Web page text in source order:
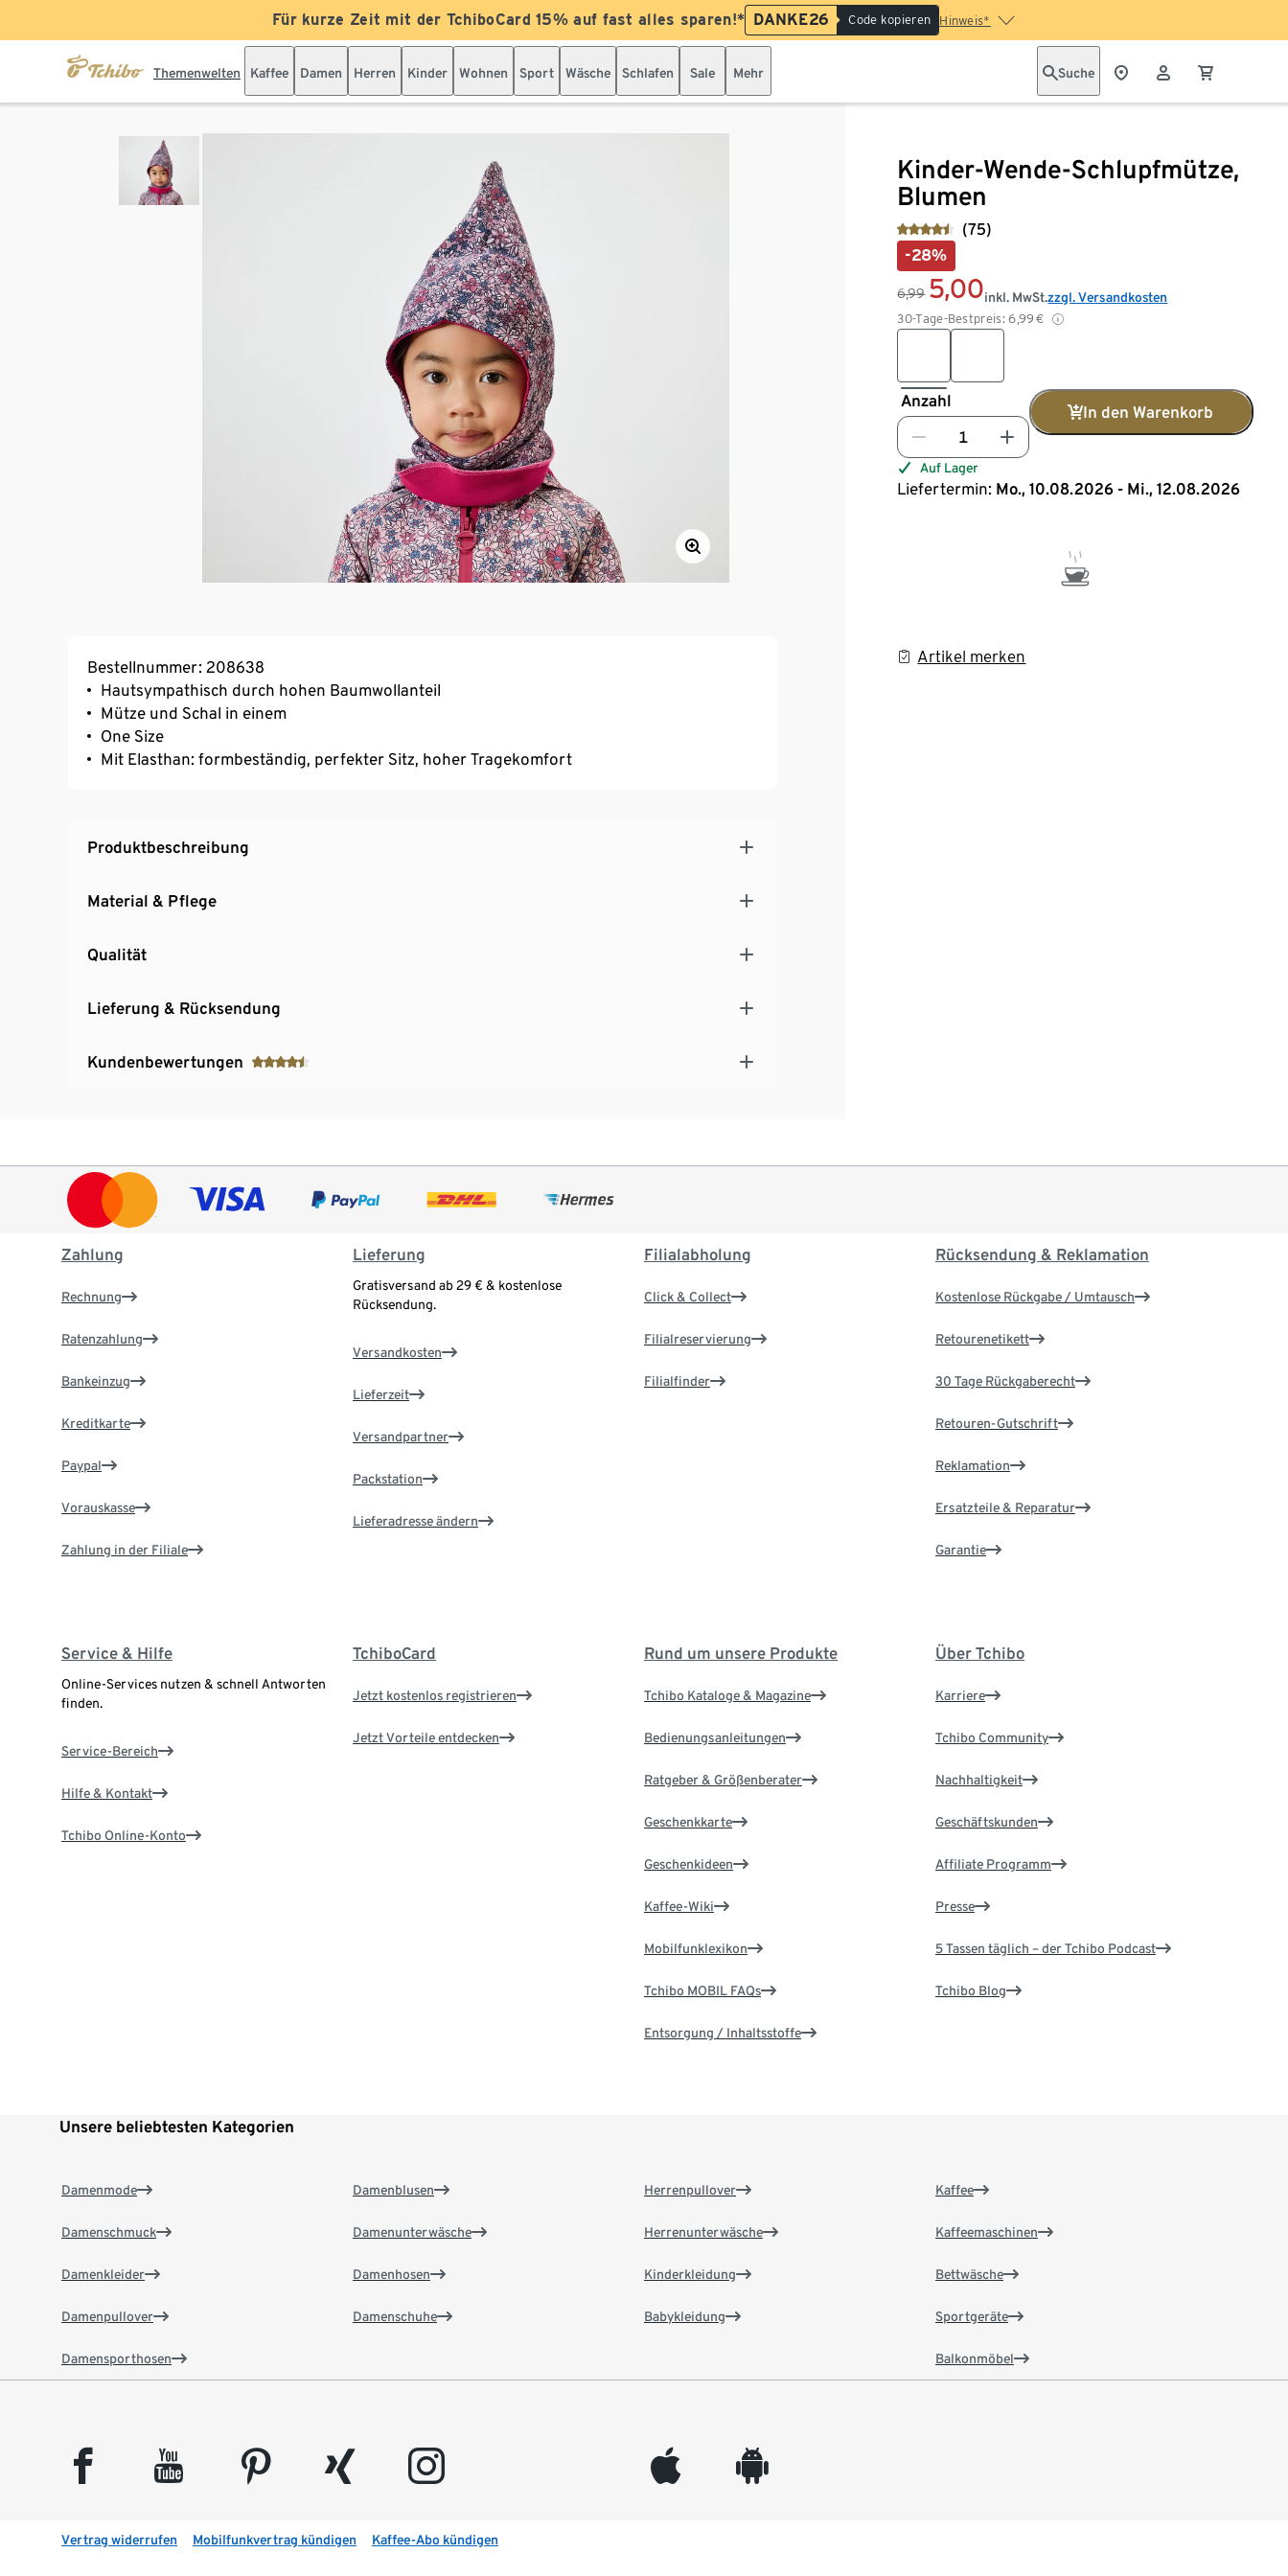
Für kurze Zeit mit der TchiboCard 15% auf fast alles sparen!* DANKE26 Code kopieren Hinweis*
Themenwelten Kaffee Damen Herren Kinder Wohnen Sport Wäsche Schlafen Sale Mehr Suche
Kinder-Wende-Schlupfmütze,
Blumen
(75)
-28%
6,99 5,00
30-Tage-Bestpreis: 6,99€
inkl. MwSt.zzgl. Versandkosten
Anzahl
In den Warenkorb
Auf Lager
Liefertermin: Mo., 10.08.2026 - Mi., 12.08.2026
Artikel merken
Bestellnummer: 208638
Hautsympathisch durch hohen Baumwollanteil
Mütze und Schal in einem
One Size
Mit Elasthan: formbeständig, perfekter Sitz, hoher Tragekomfort
Produktbeschreibung
Material & Pflege
Qualität
Lieferung & Rücksendung
Kundenbewertungen
Zahlung
Rechnung
Ratenzahlung
Bankeinzug
Kreditkarte
Paypal
Vorauskasse
Zahlung in der Filiale
Lieferung
Gratisversand ab 29 € & kostenlose
Rücksendung.
Versandkosten
Lieferzeit
Versandpartner
Packstation
Lieferadresse ändern
Filialabholung
Click & Collect
Filialreservierung
Filialfinder
Rücksendung & Reklamation
Kostenlose Rückgabe / Umtausch
Retourenetikett
30 Tage Rückgaberecht
Retouren-Gutschrift
Reklamation
Ersatzteile & Reparatur
Garantie
Service & Hilfe
Online-Services nutzen & schnell Antworten
finden.
Service-Bereich
Hilfe & Kontakt
Tchibo Online-Konto
TchiboCard
Jetzt kostenlos registrieren
Jetzt Vorteile entdecken
Rund um unsere Produkte
Tchibo Kataloge & Magazine
Bedienungsanleitungen
Ratgeber & Größenberater
Geschenkkarte
Geschenkideen
Kaffee-Wiki
Mobilfunklexikon
Tchibo MOBIL FAQs
Entsorgung / Inhaltsstoffe
Über Tchibo
Karriere
Tchibo Community
Nachhaltigkeit
Geschäftskunden
Affiliate Programm
Presse
5 Tassen täglich – der Tchibo Podcast
Tchibo Blog
Unsere beliebtesten Kategorien
Damenmode
Damenschmuck
Damenkleider
Damenpullover
Damensporthosen
Damenblusen
Damenunterwäsche
Damenhosen
Damenschuhe
Herrenpullover
Herrenunterwäsche
Kinderkleidung
Babykleidung
Kaffee
Kaffeemaschinen
Bettwäsche
Sportgeräte
Balkonmöbel
facebook youtube pinterest xing instagram appleinc android
Vertrag widerrufen Mobilfunkvertrag kündigen Kaffee-Abo kündigen